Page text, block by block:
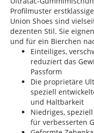
Profilmuster
Union Shoes sind
dezenten Stil. Sie
und für ein Bierchen
Einteiliges,
reduziert das
Passform
Die proprietäre
speziell
und Haltbarkeit
Niedriges,
für verbesserten